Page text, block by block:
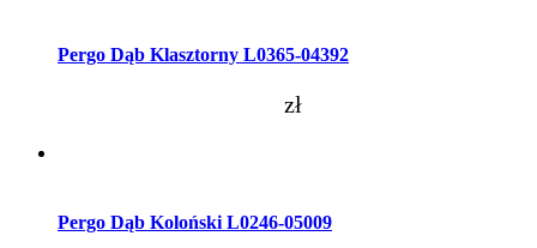
Pergo Dąb Klasztorny L0365-04392
zł
Pergo Dąb Koloński L0246-05009